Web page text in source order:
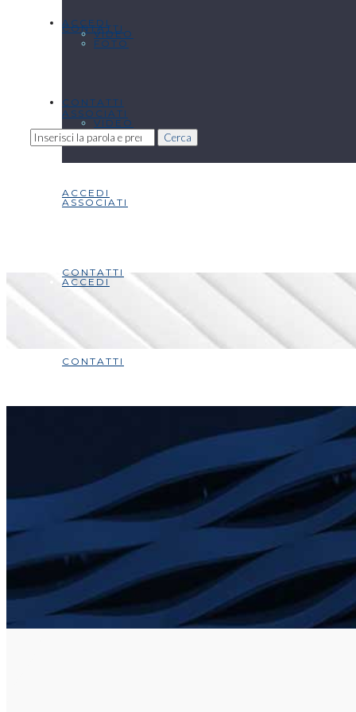
ACCEDI
CONTATTI
CONTATTI
Cerca
VIDEO
ASSOCIATI
ACCEDI
CONTATTI
FOTO
VIDEO
ASSOCIATI
ACCEDI
CONTATTI